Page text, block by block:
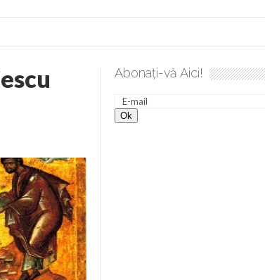
Gând de duminică de Elena Solunca Moise
dat în judecată pentru HG 5G. Antenele de telefonie
el: Sfânta Ana – Orșova
noilor apocalipse. “O societate înfricoșată e mult
Naţională – o mare sărbătoare. VIDEO
l ascultați!” În inimi “să-nflorească, ca rod de har,
Abonați-vă Aici!